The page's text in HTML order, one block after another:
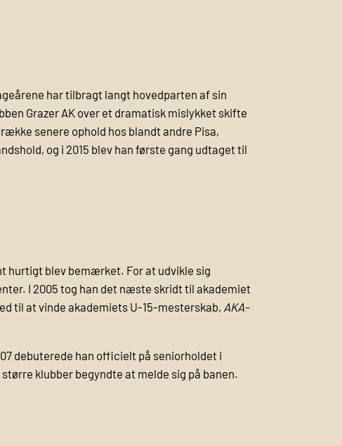
har tilbragt langt hovedparten af sin
Grazer AK over et dramatisk mislykket skifte
senere ophold hos blandt andre Pisa,
og i 2015 blev han første gang udtaget til
hurtigt blev bemærket. For at udvikle sig
I 2005 tog han det næste skridt til akademiet
til at vinde akademiets U-15-mesterskab, AKA-
debuterede han officielt på senior­holdet i
klubber begyndte at melde sig på banen.